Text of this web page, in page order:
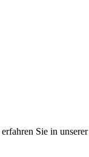
Sie in unserer